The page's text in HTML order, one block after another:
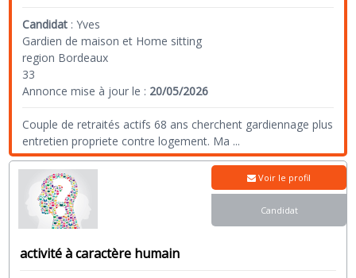
Candidat :Yves
Gardien de maison et Home sitting
region Bordeaux
33
Annonce mise à jour le : 20/05/2026
Couple de retraités actifs 68 ans cherchent gardiennage plus
entretien propriete contre logement. Ma ...
activité à caractère humain
Voir le profil
Candidat